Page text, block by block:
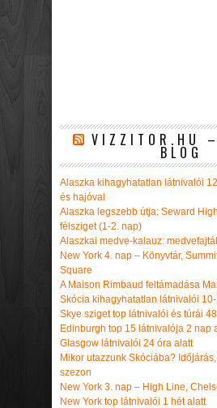
VIZZITOR.HU
BLOG
Alaszka kihagyhatatlan látnivalói
és hajóval
Alaszka legszebb útja: Seward
félsziget (1-2. nap)
Alaszkai medve-kalauz:
New York 4. nap – Könyvtár,
Square
A Maison Rimbaud feltámadása
Skócia kihagyhatatlan látnivalói
Skye sziget top látnivalói és túrái
Edinburgh top 15 látnivalója 2 nap
Glasgow látnivalói 24 óra alatt
Mikor utazzunk Skóciába?
szezon
New York 3. nap – High Line,
New York top látnivalói 1 hét alatt